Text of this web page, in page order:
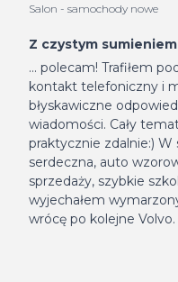
Salon - samochody nowe
Z czystym sumieniem
... polecam! Trafiłem
kontakt telefoniczny i
błyskawiczne
wiadomości. Cały
praktycznie zdalnie:) W
serdeczna, auto
sprzedaży, szybkie
wyjechałem
wrócę po kolejne Volvo.